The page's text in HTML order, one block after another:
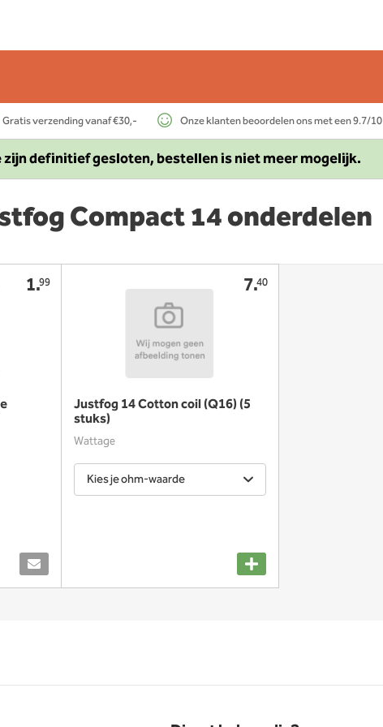
Gratis verzending vanaf €30,- Onze klanten beoordelen ons met een 9.7/10
zijn definitief gesloten, bestellen is niet meer mogelijk.
Compact 14 onderdelen
1.99 7.40
Justfog 14 Cotton coil (Q16) (5
stuks)
Wattage
Kies je ohm-waarde